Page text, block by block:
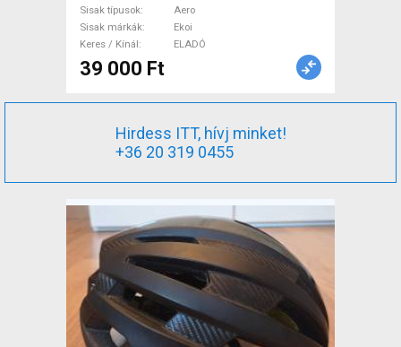
Sisak típusok
Aero
Sisak márkák
Ekoi
Keres / Kínál
ELADÓ
39 000 Ft
Hirdess ITT, hívj minket!
+36 20 319 0455